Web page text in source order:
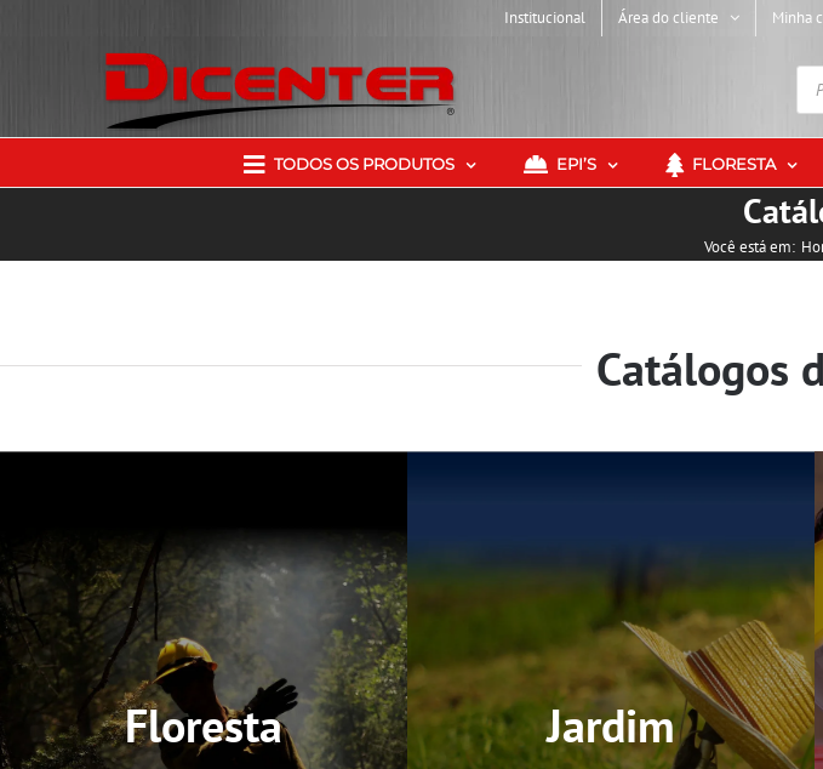
Institucional Área do cliente Minha
TODOS OS PRODUTOS EPI’S FLORESTA
Você está em:
Catálogos
Floresta Jardim